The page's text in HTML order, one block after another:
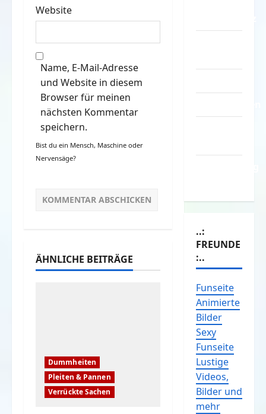
Website
Name, E-Mail-Adresse
und Website in diesem
Browser für meinen
nächsten Kommentar
speichern.
Bist du ein Mensch, Maschine oder
Nervensäge?
ÄHNLICHE BEITRÄGE
Dummheiten
Pleiten & Pannen
Verrückte Sachen
..:
FREUNDE
:..
Funseite
Animierte
Bilder
Sexy
Funseite
Lustige
Videos,
Bilder und
mehr